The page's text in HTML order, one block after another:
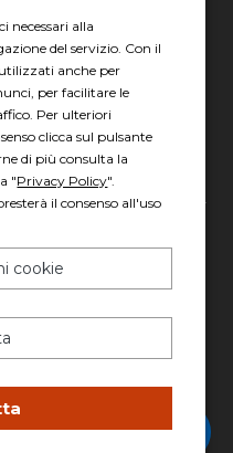
unico
necessari alla
del servizio. Con il
anche per
per facilitare le
Per ulteriori
clicca sul pulsante
di più consulta la
"Privacy Policy".
il consenso all'uso
cookie
con Stefano